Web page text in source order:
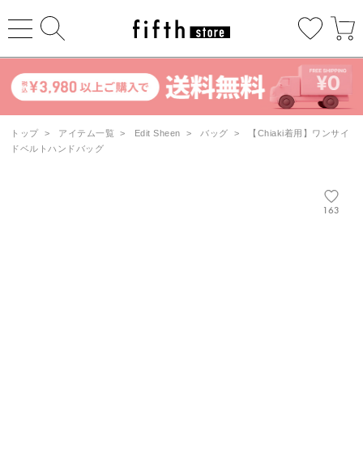
トップ > アイテム一覧 > Edit Sheen > バッグ >
【Chiaki着用】ワンサイ
ドベルトハンドバッグ
163